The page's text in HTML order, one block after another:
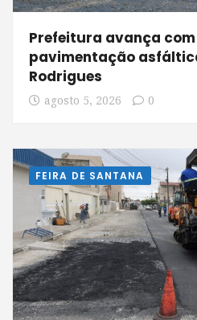
Prefeitura avança
pavimentação
Rodrigues
agosto 5, 2026 0
FEIRA DE SANTANA